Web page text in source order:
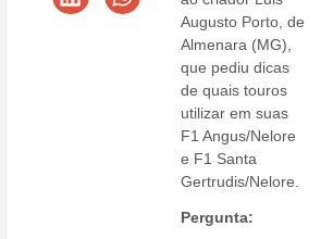
Augusto Porto, de
Almenara (MG),
que pediu dicas
de quais touros
utilizar em suas
F1 Angus/Nelore
e F1 Santa
Gertrudis/Nelore.
Pergunta: